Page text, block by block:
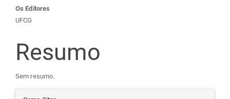
Conteúdo
do
artigo
principal
Os Editores
UFCG
Resumo
Sem resumo.